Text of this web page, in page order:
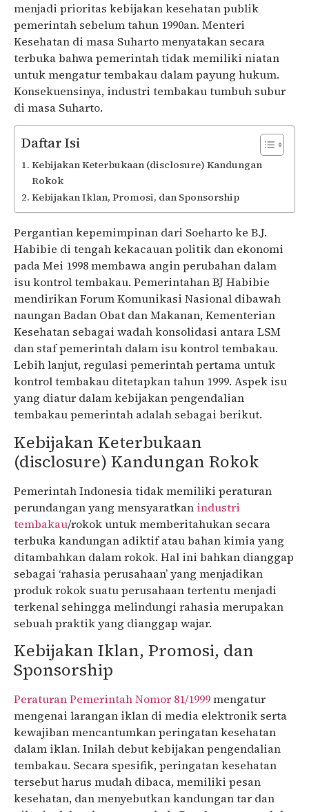
menjadi prioritas kebijakan kesehatan publik
pemerintah sebelum tahun 1990an. Menteri
Kesehatan di masa Suharto menyatakan secara
terbuka bahwa pemerintah tidak memiliki niatan
untuk mengatur tembakau dalam payung hukum.
Konsekuensinya, industri tembakau tumbuh subur
di masa Suharto.
Daftar Isi
Kebijakan Keterbukaan (disclosure) Kandungan
Rokok
Kebijakan Iklan, Promosi, dan Sponsorship
Pergantian kepemimpinan dari Soeharto ke B.J.
Habibie di tengah kekacauan politik dan ekonomi
pada Mei 1998 membawa angin perubahan dalam
isu kontrol tembakau. Pemerintahan BJ Habibie
mendirikan Forum Komunikasi Nasional dibawah
naungan Badan Obat dan Makanan, Kementerian
Kesehatan sebagai wadah konsolidasi antara LSM
dan staf pemerintah dalam isu kontrol tembakau.
Lebih lanjut, regulasi pemerintah pertama untuk
kontrol tembakau ditetapkan tahun 1999. Aspek isu
yang diatur dalam kebijakan pengendalian
tembakau pemerintah adalah sebagai berikut.
Kebijakan Keterbukaan
(disclosure) Kandungan Rokok
Pemerintah Indonesia tidak memiliki peraturan
perundangan yang mensyaratkan industri
tembakau/rokok untuk memberitahukan secara
terbuka kandungan adiktif atau bahan kimia yang
ditambahkan dalam rokok. Hal ini bahkan dianggap
sebagai ‘rahasia perusahaan’ yang menjadikan
produk rokok suatu perusahaan tertentu menjadi
terkenal sehingga melindungi rahasia merupakan
sebuah praktik yang dianggap wajar.
Kebijakan Iklan, Promosi, dan
Sponsorship
Peraturan Pemerintah Nomor 81/1999mengatur
mengenai larangan iklan di media elektronik serta
kewajiban mencantumkan peringatan kesehatan
dalam iklan. Inilah debut kebijakan pengendalian
tembakau. Secara spesifik, peringatan kesehatan
tersebut harus mudah dibaca, memiliki pesan
kesehatan, dan menyebutkan kandungan tar dan